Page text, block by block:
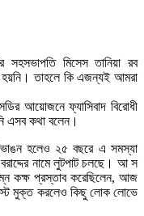
সহসভাপতি মিসেস তানিয়া রব
হয়নি। তাহলে কি এজন্যই আমরা
আয়োজনে ফ্যাসিবাদ বিরোধী
এসব কথা বলেন।
হলেও ২৫ বছরে এ সমস্যা
নামে লুটপাট চলছে। আ স
কক্ষ প্রস্তাব করেছিলেন, আজ
মুক্ত করলেও কিছু লোক লোভে